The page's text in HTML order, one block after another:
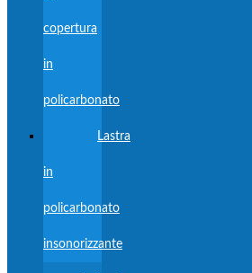
copertura
in
policarbonato
Lastra
in
policarbonato
insonorizzante